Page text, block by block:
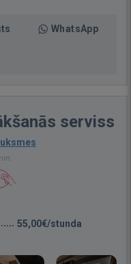
WhatsApp
serviss
55,00€/stunda